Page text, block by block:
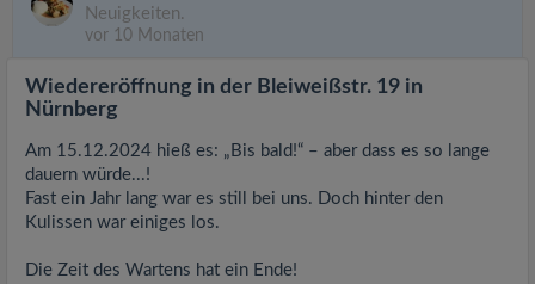
Neuigkeiten.
vor 10 Monaten
Wiedereröffnung in der Bleiweißstr. 19 in
Nürnberg
Am 15.12.2024 hieß es: „Bis bald!“ – aber dass es so lange
dauern würde...!
Fast ein Jahr lang war es still bei uns. Doch hinter den
Kulissen war einiges los.
Die Zeit des Wartens hat ein Ende!